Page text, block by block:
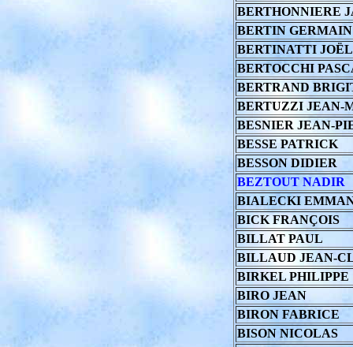
BERTHONNIERE
BERTIN GERMAIN
BERTINATTI JOËL
BERTOCCHI
BERTRAND
BERTUZZI JEAN-
BESNIER JEAN-
BESSE PATRICK
BESSON DIDIER
BEZTOUT NADIR
BIALECKI
BICK FRANÇOIS
BILLAT PAUL
BILLAUD JEAN-
BIRKEL PHILIPPE
BIRO JEAN
BIRON FABRICE
BISON NICOLAS